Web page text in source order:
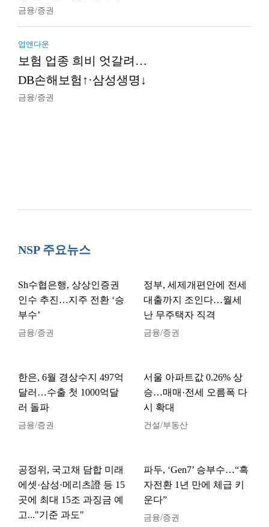
금융/증권
업앤다운
보험 업종 희비 엇갈려…
DB손해보험↑·삼성생명↓
금융/증권
NSP 주요뉴스
Sh수협은행, 상상인증권
인수 추진…지주 전환 ‘승
부수’
금융/증권
정부, 세제개편안에 전세
대출까지 조인다…월세
난 무주택자 직격
금융/증권
한은, 6월 경상수지 497억
달러…수출 첫 1000억달
러 돌파
금융/증권
서울 아파트값 0.26% 상
승…매매·전세 오름폭 다
시 확대
건설/부동산
공정위, 국고채 담합 미래
에셋·삼성·메리츠證 등 15
곳에 최대 15조 과징금 예
고..."기준 과도"
파두, ‘Gen7’ 승부수…“흑
자전환 1년 만에 체급 키
운다”
금융/증권